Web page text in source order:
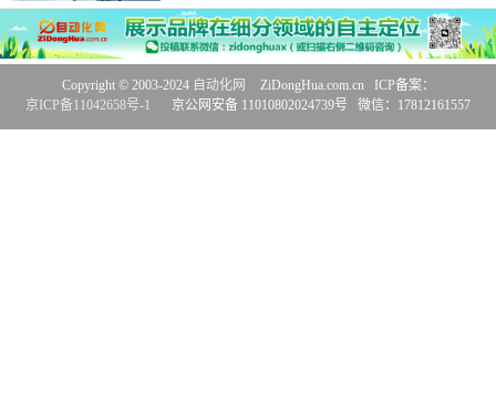
Copyright © 2003-2024 自动化网
ZiDongHua.com.cn ICP备案：
京ICP备11042658号-1
京公网安备 11010802024739号 微信：17812161557